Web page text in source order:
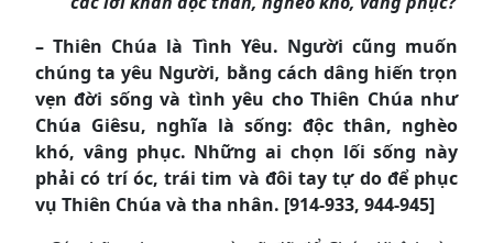
– Thiên Chúa là Tình Yêu. Người cũng muốn
chúng ta yêu Người, bằng cách dâng hiến trọn
vẹn đời sống và tình yêu cho Thiên Chúa như
Chúa Giêsu, nghĩa là sống: độc thân, nghèo
khó, vâng phục. Những ai chọn lối sống này
phải có trí óc, trái tim và đôi tay tự do để phục
vụ Thiên Chúa và tha nhân. [914-933, 944-945]